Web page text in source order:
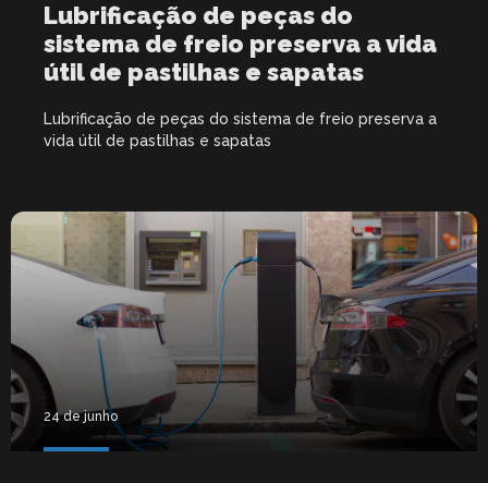
Lubrificação de peças do
sistema de freio preserva a vida
útil de pastilhas e sapatas
Lubrificação de peças do sistema de freio preserva a
vida útil de pastilhas e sapatas
24 de junho